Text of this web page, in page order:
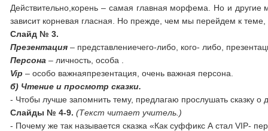
Действительно,корень – самая главная морфема. Но и
зависит корневая гласная. Но прежде, чем мы перейдем к
Слайд № 3.
Презентация – представлениечего-либо, кого- либо,
Персона – личность, особа .
Vip – особо важнаяпрезентация, очень важная персона.
б) Чтение и просмотр сказки.
- Чтобы лучше запомнить тему, предлагаю прослушать сказку о
Слайды № 4-9. (Текст читает учитель.)
- Почему же так называется сказка «Как суффикс А стал VIP-